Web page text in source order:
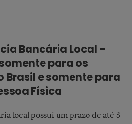
Bancária Local –
para os
Brasil e somente para
Física
local possui um prazo de até 3